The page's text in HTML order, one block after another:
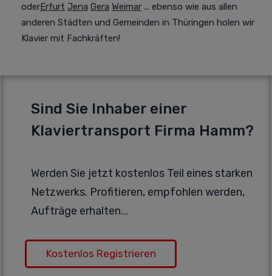
oderErfurt Jena Gera Weimar ... ebenso wie aus allen
anderen Städten und Gemeinden in Thüringen holen wir
Klavier mit Fachkräften!
Sind Sie Inhaber einer
Klaviertransport Firma Hamm?
Werden Sie jetzt kostenlos Teil eines starken
Netzwerks. Profitieren, empfohlen werden,
Aufträge erhalten...
Kostenlos Registrieren